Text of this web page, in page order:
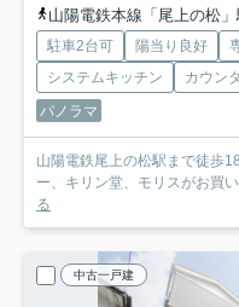
山陽電鉄本線「尾上の松
駐車2台可 陽当り良好
システムキッチン
カウン
パノラマ
山陽電鉄尾上の松駅まで徒歩
ー、キリン堂、モリスがお買
る
中古一戸建